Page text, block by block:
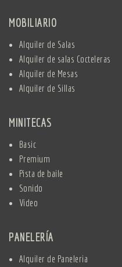
MOBILIARIO
Alquiler de Salas
Alquiler de salas Cocteleras
Alquiler de Mesas
Alquiler de Sillas
MINITECAS
Basic
Premium
Pista de baile
Sonido
Video
PANELERÍA
Alquiler de Paneleria